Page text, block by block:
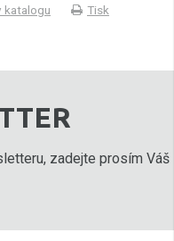
katalogu
Tisk
zadejte prosím Váš